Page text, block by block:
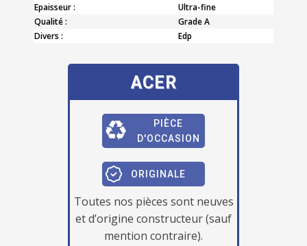
Epaisseur :
Ultra-fine
Qualité :
Grade A
Divers :
Edp
ACER
PIÈCE
D'OCCASION
ORIGINALE
Toutes nos pièces sont neuves
et d’origine constructeur (sauf
mention contraire).